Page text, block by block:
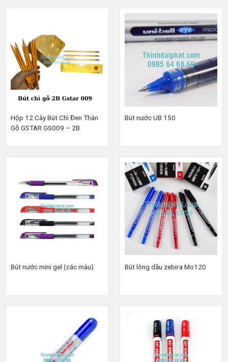
Hộp 12 Cây Bút Chì Đen Thân
Gỗ GSTAR GS009 – 2B
Bút nước UB 150
Bút nước mini gel (các màu) Bút lông dầu zebira Mo120